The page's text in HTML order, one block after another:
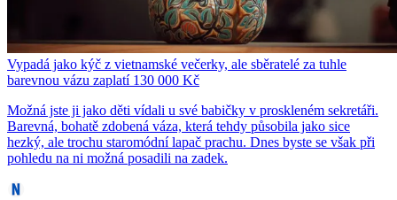
Vypadá jako kýč z vietnamské večerky, ale sběratelé za tuhle
barevnou vázu zaplatí 130 000 Kč
Možná jste ji jako děti vídali u své babičky v proskleném sekretáři.
Barevná, bohatě zdobená váza, která tehdy působila jako sice
hezký, ale trochu staromódní lapač prachu. Dnes byste se však při
pohledu na ni možná posadili na zadek.